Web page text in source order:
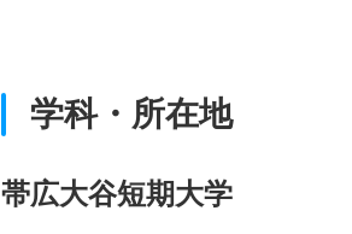
学科・所在地
帯広大谷短期大学